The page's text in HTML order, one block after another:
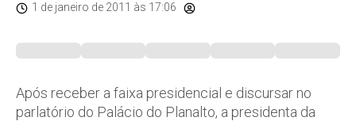
1 de janeiro de 2011 às 17:06
Após receber a faixa presidencial e discursar no
parlatório do Palácio do Planalto, a presidenta da